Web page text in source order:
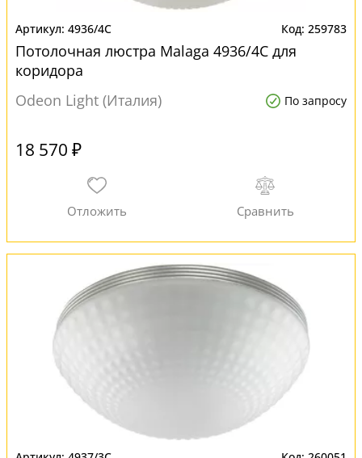
4936/4C 259783
Потолочная люстра Malaga 4936/4C для
коридора
Odeon Light (Италия)
По запросу
18 570 ₽